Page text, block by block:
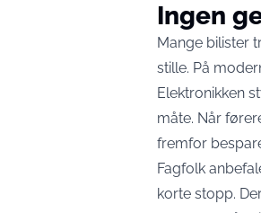
Ingen
Mange bilister
stille. På
Elektronikken
måte. Når
fremfor
Fagfolk
korte stopp.